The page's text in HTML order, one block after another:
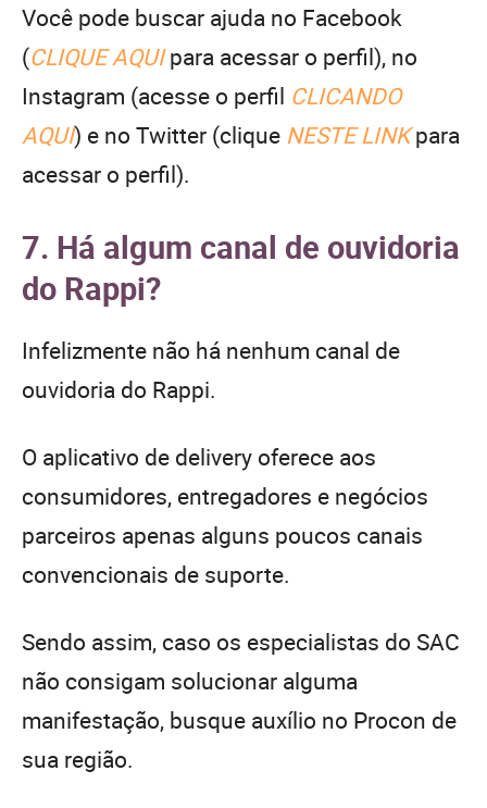
Você pode buscar ajuda no Facebook
(CLIQUE AQUIpara acessar o perfil), no
Instagram (acesse o perfil CLICANDO
AQUI) e no Twitter (clique NESTE LINKpara
acessar o perfil).
7. Há algum canal de ouvidoria
do Rappi?
Infelizmente não há nenhum canal de
ouvidoria do Rappi.
O aplicativo de delivery oferece aos
consumidores, entregadores e negócios
parceiros apenas alguns poucos canais
convencionais de suporte.
Sendo assim, caso os especialistas do SAC
não consigam solucionar alguma
manifestação, busque auxílio no Procon de
sua região.